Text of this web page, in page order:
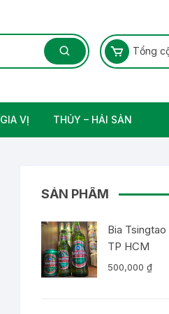
Tổng
VỊ THỦY – HẢI SẢN
SẢN PHẨM
Bia
TP HCM
500,000 ₫